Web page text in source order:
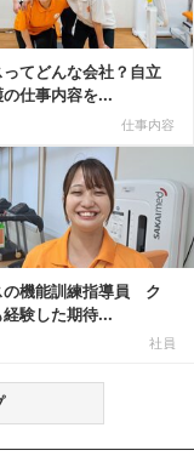
てどんな会社？自立
仕事内容を...
仕事内容
の機能訓練指導員 ク
験した期待...
社員